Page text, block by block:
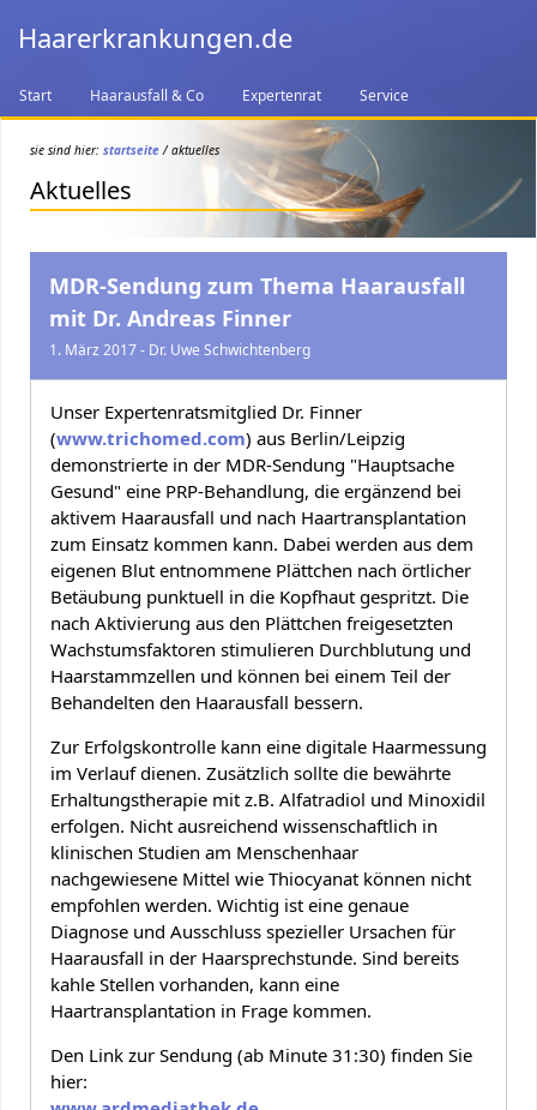
Haarerkrankungen.de
Start Haarausfall & Co Expertenrat Service
sie sind hier: startseite/ aktuelles
Aktuelles
MDR-Sendung zum Thema Haarausfall
mit Dr. Andreas Finner
1. März 2017 - Dr. Uwe Schwichtenberg
Unser Expertenratsmitglied Dr. Finner
(www.trichomed.com) aus Berlin/Leipzig
demonstrierte in der MDR-Sendung "Hauptsache
Gesund" eine PRP-Behandlung, die ergänzend bei
aktivem Haarausfall und nach Haartransplantation
zum Einsatz kommen kann. Dabei werden aus dem
eigenen Blut entnommene Plättchen nach örtlicher
Betäubung punktuell in die Kopfhaut gespritzt. Die
nach Aktivierung aus den Plättchen freigesetzten
Wachstumsfaktoren stimulieren Durchblutung und
Haarstammzellen und können bei einem Teil der
Behandelten den Haarausfall bessern.
Zur Erfolgskontrolle kann eine digitale Haarmessung
im Verlauf dienen. Zusätzlich sollte die bewährte
Erhaltungstherapie mit z.B. Alfatradiol und Minoxidil
erfolgen. Nicht ausreichend wissenschaftlich in
klinischen Studien am Menschenhaar
nachgewiesene Mittel wie Thiocyanat können nicht
empfohlen werden. Wichtig ist eine genaue
Diagnose und Ausschluss spezieller Ursachen für
Haarausfall in der Haarsprechstunde. Sind bereits
kahle Stellen vorhanden, kann eine
Haartransplantation in Frage kommen.
Den Link zur Sendung (ab Minute 31:30) finden Sie
hier: